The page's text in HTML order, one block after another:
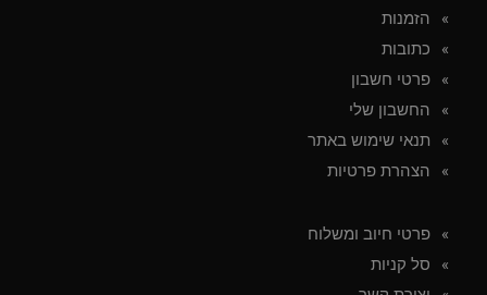
הזמנות
כתובות
פרטי חשבון
החשבון שלי
תנאי שימוש באתר
הצהרת פרטיות
פרטי חיוב ומשלוח
סל קניות